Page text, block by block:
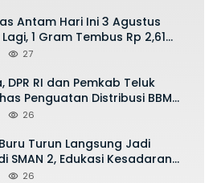
Antam Hari Ini 3 Agustus
1 Gram Tembus Rp 2,61
27
DPR RI dan Pemkab Teluk
Penguatan Distribusi BBM
26
Turun Langsung Jadi
SMAN 2, Edukasi Kesadaran
Stop Kekerasan
26